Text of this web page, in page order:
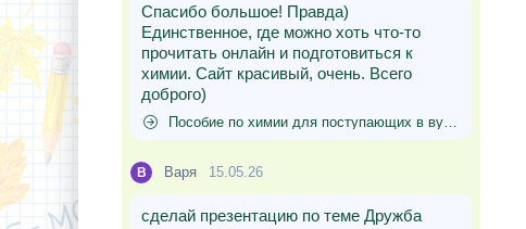
Спасибо большое! Правда)
Единственное, где можно хоть что-то
прочитать онлайн и подготовиться к
химии. Сайт красивый, очень. Всего
доброго)
Пособие по химии для поступающих в вузы - Хомченко Г.П.
В Варя 15.05.26
сделай презентацию по теме Дружба